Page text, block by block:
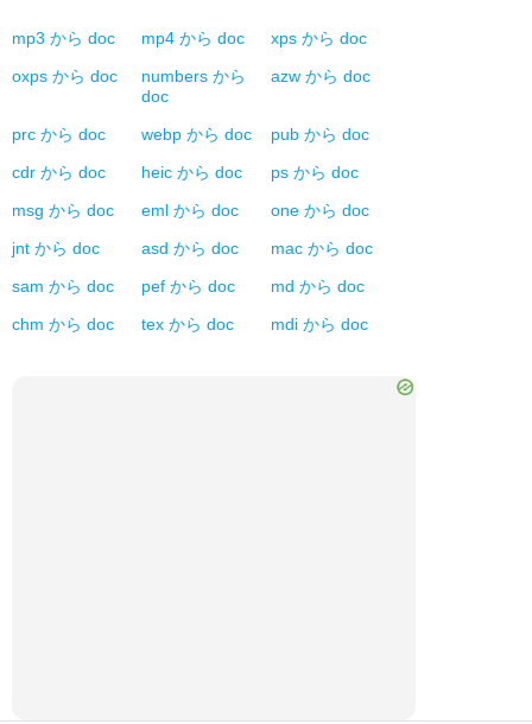
mp3 から doc mp4 から doc xps から doc
oxps から doc numbers から
doc
azw から doc
prc から doc webp から doc pub から doc
cdr から doc heic から doc ps から doc
msg から doc eml から doc one から doc
jnt から doc asd から doc mac から doc
sam から doc pef から doc md から doc
chm から doc tex から doc mdi から doc